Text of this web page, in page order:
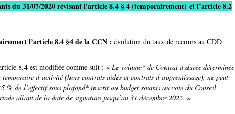
du 31/07/2020 révisant l'article 8.4 § 4 (temporairement) et l’article 8.2
l’article 8.4 §4 de la CCN : évolution du taux de recours au CDD
8.4 est modifiée comme suit : « Le volume* de Contrat à durée déterminée
d’activité (hors contrats aidés et contrats d’apprentissage), ne peut
% de l’effectif sous plafond* inscrit au budget soumis au vote du Conseil
allant de la date de signature jusqu’au 31 décembre 2022. »